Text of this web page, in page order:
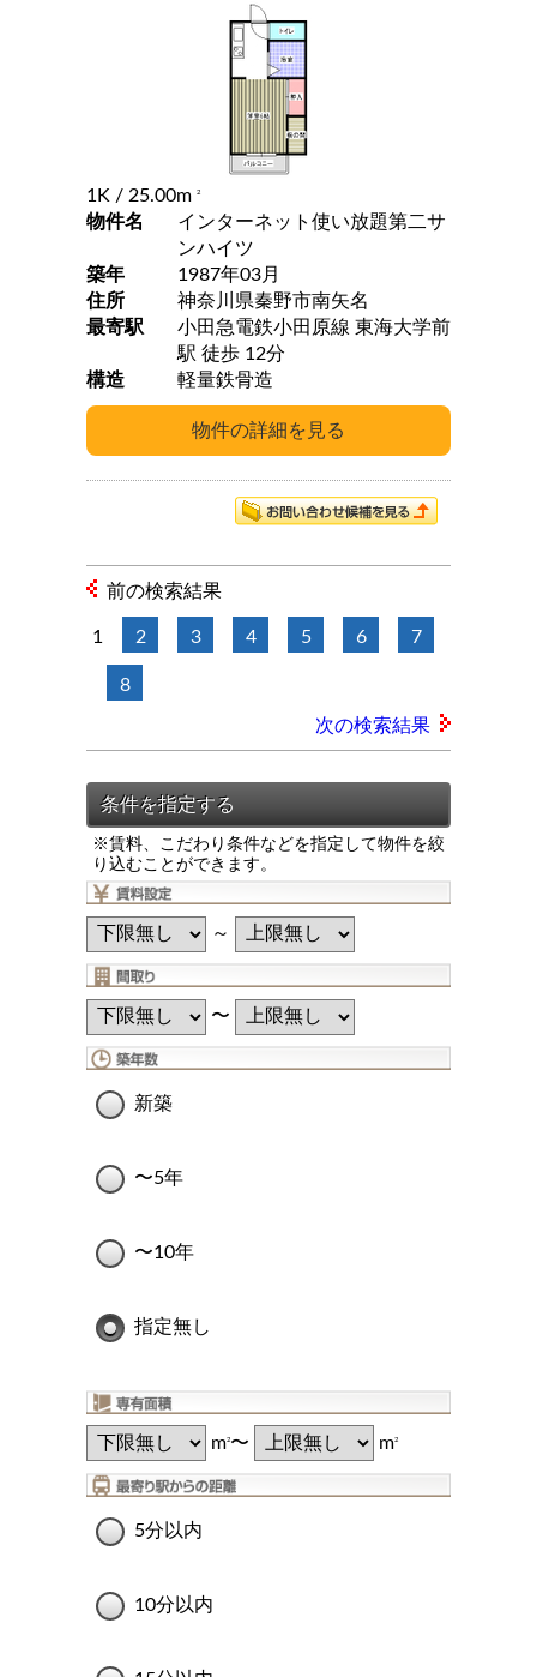
1K / 25.00m 2
物件名
インターネット使い放題第二サ
ンハイツ
築年
1987年03月
住所
神奈川県秦野市南矢名
最寄駅
小田急電鉄小田原線 東海大学前
駅 徒歩 12分
構造
軽量鉄骨造
前の検索結果
1 2 3 4 5 6 7
8
次の検索結果
※賃料、こだわり条件などを指定して物件を絞
り込むことができます。
～
〜
新築
〜5年
〜10年
指定無し
m2〜 m2
5分以内
10分以内